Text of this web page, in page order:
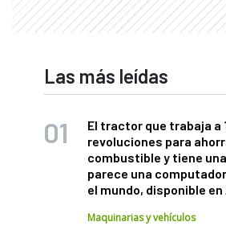
Las más leídas
El tractor que trabaja a
revoluciones para
combustible y tiene
parece una
el mundo, disponible
Maquinarias y vehículos